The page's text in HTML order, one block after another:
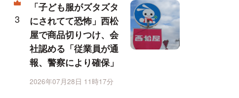
「子ども服がズタズタ
にされてて恐怖」西松
屋で商品切りつけ、会
社認める「従業員が通
報、警察により確保」
2026年07月28日 11時17分